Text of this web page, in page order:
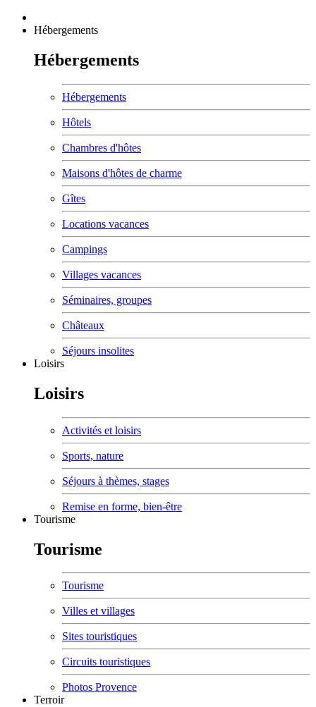
Hébergements
Hébergements
Hébergements
Hôtels
Chambres d'hôtes
Maisons d'hôtes de charme
Gîtes
Locations vacances
Campings
Villages vacances
Séminaires, groupes
Châteaux
Séjours insolites
Loisirs
Loisirs
Activités et loisirs
Sports, nature
Séjours à thèmes, stages
Remise en forme, bien-être
Tourisme
Tourisme
Tourisme
Villes et villages
Sites touristiques
Circuits touristiques
Photos Provence
Terroir